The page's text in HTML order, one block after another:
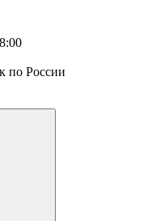
по России